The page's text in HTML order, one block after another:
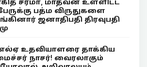
சர்மா, மாதவன் உள்ளிட்ட
பத்ம விருதுகளை
ஜனாதிபதி திரவுபதி
உதவியாளரை தாக்கிய
நாசர்! வைரலாகும்